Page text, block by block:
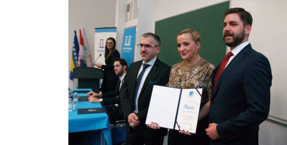
TELEFONSKI IMENIK